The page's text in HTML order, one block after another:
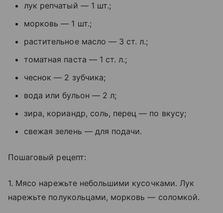
лук репчатый — 1 шт.;
морковь — 1 шт.;
растительное масло — 3 ст. л.;
томатная паста — 1 ст. л.;
чеснок — 2 зубчика;
вода или бульон — 2 л;
зира, кориандр, соль, перец — по вкусу;
свежая зелень — для подачи.
Пошаговый рецепт:
1. Мясо нарежьте небольшими кусочками. Лук
нарежьте полукольцами, морковь — соломкой.